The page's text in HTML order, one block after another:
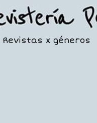
Revistas x géneros